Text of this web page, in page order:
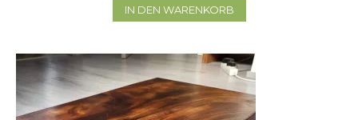
IN DEN WARENKORB